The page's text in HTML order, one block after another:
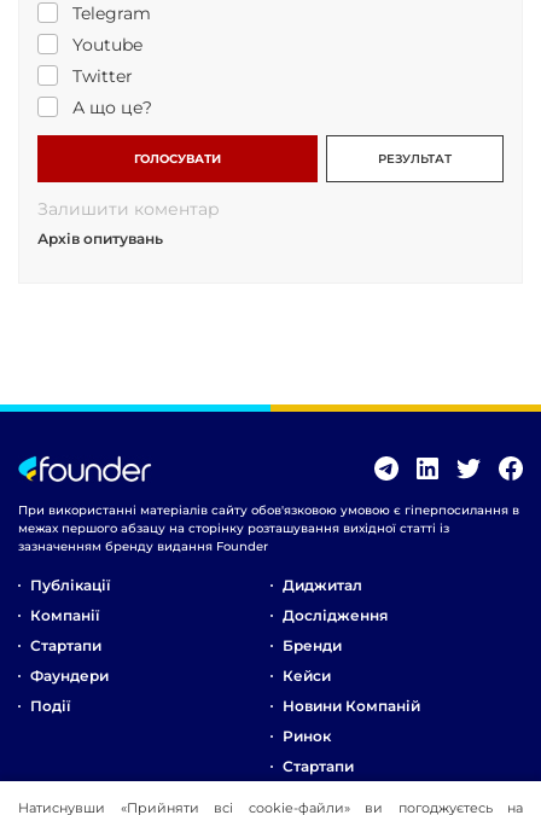
Telegram
Youtube
Twitter
А що це?
ГОЛОСУВАТИ РЕЗУЛЬТАТ
Залишити коментар
Архів опитувань
При використанні матеріалів сайту обов'язковою умовою є гіперпосилання в
межах першого абзацу на сторінку розташування вихідної статті із
зазначенням бренду видання Founder
Публікації
Компанії
Стартапи
Фаундери
Події
Диджитал
Дослідження
Бренди
Кейси
Новини Компаній
Ринок
Стартапи
Натиснувши «Прийняти всі cookie-файли» ви погоджуєтесь на